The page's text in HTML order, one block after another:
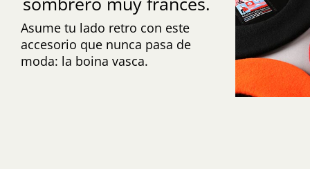
Asume tu lado retro con este
accesorio que nunca pasa de
moda: la boina vasca.